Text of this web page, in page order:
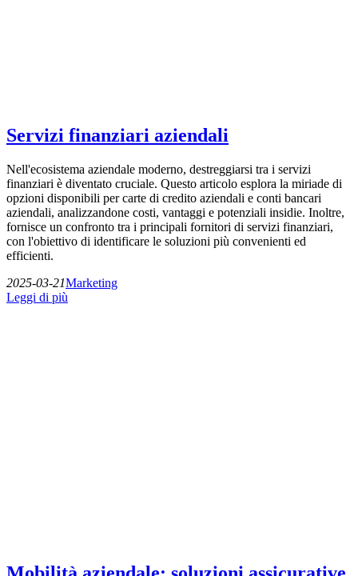
Servizi finanziari aziendali
Nell'ecosistema aziendale moderno, destreggiarsi tra i servizi
finanziari è diventato cruciale. Questo articolo esplora la miriade di
opzioni disponibili per carte di credito aziendali e conti bancari
aziendali, analizzandone costi, vantaggi e potenziali insidie. Inoltre,
fornisce un confronto tra i principali fornitori di servizi finanziari,
con l'obiettivo di identificare le soluzioni più convenienti ed
efficienti.
2025-03-21Marketing
Leggi di più